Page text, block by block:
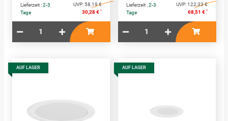
Lieferzeit :2-3
Tage
UVP: 58,19 €
30,28 € *
Lieferzeit :2-3
Tage
UVP:122,33 €
68,51 € *
AUF LAGER AUF LAGER